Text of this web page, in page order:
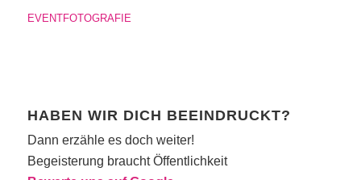
EVENTFOTOGRAFIE
HABEN WIR DICH BEEINDRUCKT?
Dann erzähle es doch weiter!
Begeisterung braucht Öffentlichkeit